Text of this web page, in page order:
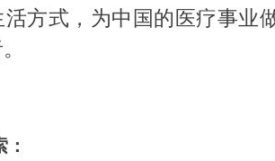
方式，为中国的医疗事业